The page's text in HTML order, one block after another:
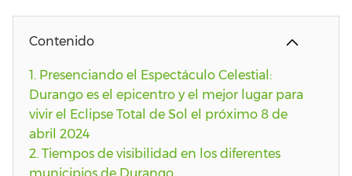
Contenido
1. Presenciando el Espectáculo Celestial:
Durango es el epicentro y el mejor lugar para
vivir el Eclipse Total de Sol el próximo 8 de
abril 2024
2. Tiempos de visibilidad en los diferentes
municipios de Durango.